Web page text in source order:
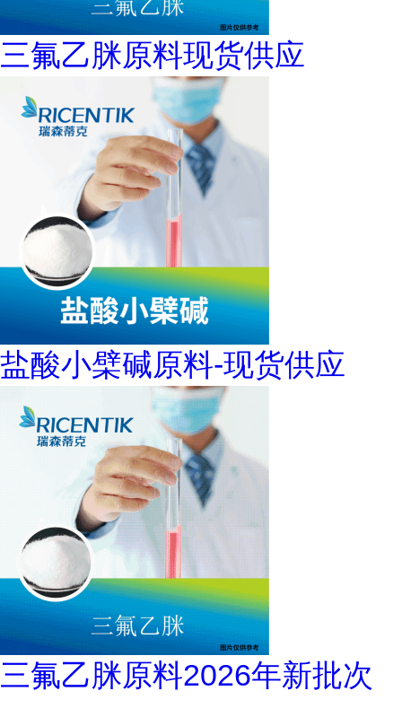
三氟乙脒原料现货供应
盐酸小檗碱原料-现货供应
三氟乙脒原料2026年新批次